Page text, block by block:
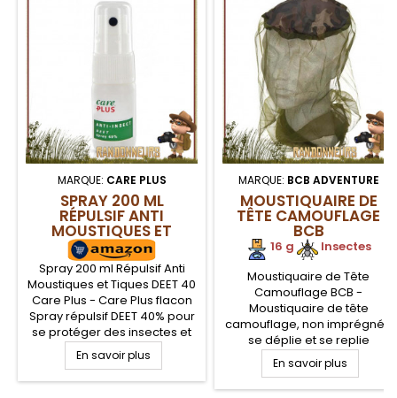
MARQUE: CARE PLUS
SPRAY 200 ML
RÉPULSIF ANTI
MOUSTIQUES ET
TIQUES DEET 40 CARE
PLUS
Spray 200 ml Répulsif Anti
Moustiques et Tiques DEET 40
Care Plus - Care Plus flacon
Spray répulsif DEET 40% pour
se protéger des insectes et
des moustiques. Le Spray
Care Plus DEET 40% garantit
un traitement corporel anti
En savoir plus
MARQUE: BCB ADVENTURE
MOUSTIQUAIRE DE
TÊTE CAMOUFLAGE
BCB
16 g
Insectes
Moustiquaire de Tête
Camouflage BCB -
Moustiquaire de tête
camouflage, non imprégnée
se déplie et se replie
facilement. Son maillage fin
convient à empêcher le
sable et parfaitement pour
En savoir plus